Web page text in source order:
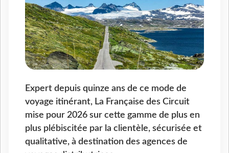
Expert depuis quinze ans de ce mode de
voyage itinérant, La Française des Circuit
mise pour 2026 sur cette gamme de plus en
plus plébiscitée par la clientèle, sécurisée et
qualitative, à destination des agences de